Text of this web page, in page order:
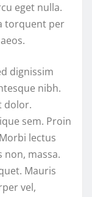
eget nulla.
torquent per
dignissim
nibh.
dolor.
sem. Proin
lectus
non, massa.
Mauris
vel,